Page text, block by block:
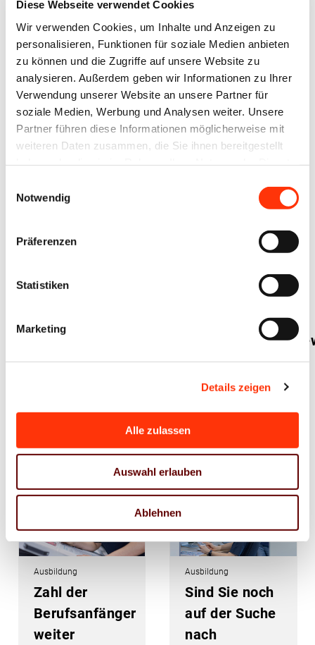
Diese Webseite verwendet Cookies
Wir verwenden Cookies, um Inhalte und Anzeigen zu
personalisieren, Funktionen für soziale Medien anbieten
zu können und die Zugriffe auf unsere Website zu
analysieren. Außerdem geben wir Informationen zu Ihrer
Verwendung unserer Website an unsere Partner für
soziale Medien, Werbung und Analysen weiter. Unsere
Partner führen diese Informationen möglicherweise mit
weiteren Daten zusammen, die Sie ihnen bereitgestellt
Notwendig
Präferenzen
Statistiken
Marketing
Details zeigen
Alle zulassen
Auswahl erlauben
Ablehnen
Unterstützungsangebote
für
Ausbildungspersonal
14. Juli 2025
Offene
Ausbildungsplätze
jetzt noch mit
Ausbildung.de
besetzen
24. Juni 2025
Mit Creator-
den
2025:
Schenken
Ausbildung
Zahl der
Berufsanfänger
weiter
Ausbildung
Sind Sie noch
auf der Suche
nach